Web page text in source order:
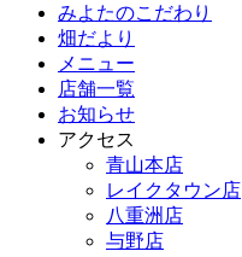
みよたのこだわり
畑だより
メニュー
店舗一覧
お知らせ
アクセス
青山本店
レイクタウン店
八重洲店
与野店